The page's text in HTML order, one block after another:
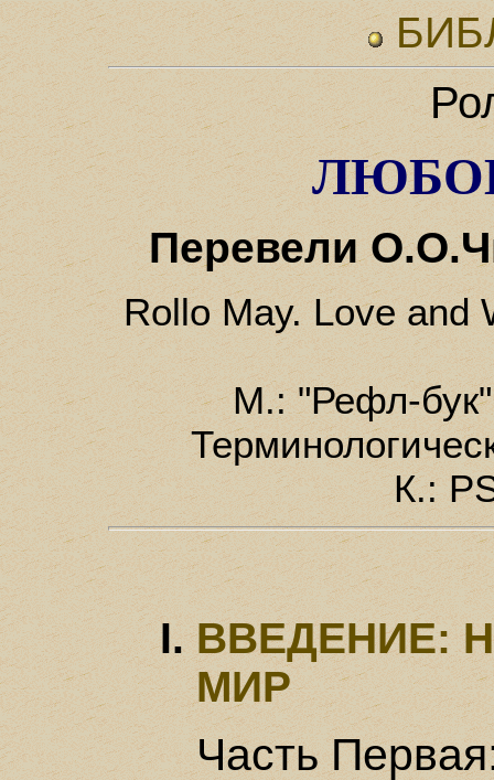
Перевели
Rollo May. Love and
М.: "Рефл-
К.:
ВВЕДЕНИЕ:
МИР
Часть